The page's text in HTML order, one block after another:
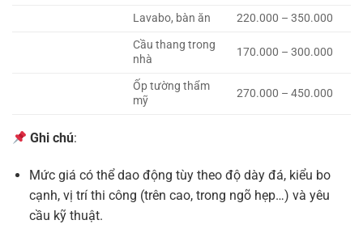
Lavabo, bàn ăn
220.000 – 350.000
Cầu thang trong
nhà
170.000 – 300.000
Ốp tường thẩm
mỹ
270.000 – 450.000
Ghi chú:
Mức giá có thể dao động tùy theo độ dày đá, kiểu bo
cạnh, vị trí thi công (trên cao, trong ngõ hẹp…) và yêu
cầu kỹ thuật.